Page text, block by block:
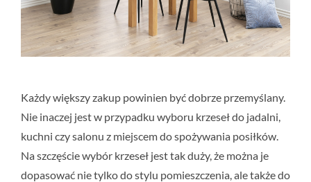
Każdy większy zakup powinien być dobrze przemyślany.
Nie inaczej jest w przypadku wyboru krzeseł do jadalni,
kuchni czy salonu z miejscem do spożywania posiłków.
Na szczęście wybór krzeseł jest tak duży, że można je
dopasować nie tylko do stylu pomieszczenia, ale także do